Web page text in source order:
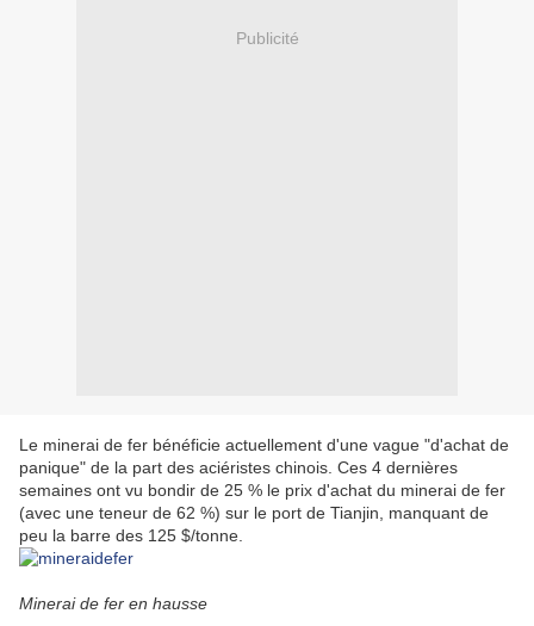
Publicité
Le minerai de fer bénéficie actuellement d'une vague "d'achat de
panique" de la part des aciéristes chinois. Ces 4 dernières
semaines ont vu bondir de 25 % le prix d'achat du minerai de fer
(avec une teneur de 62 %) sur le port de Tianjin, manquant de
peu la barre des 125 $/tonne.
Minerai de fer en hausse